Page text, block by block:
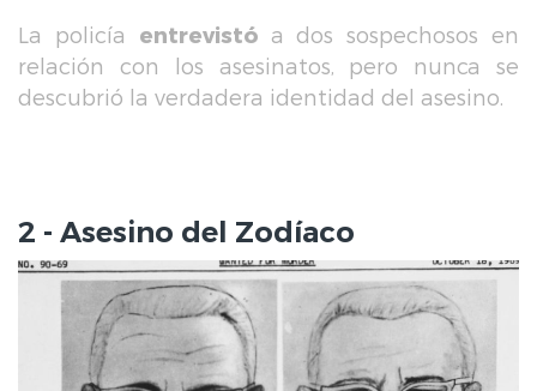
La policía entrevistó a dos sospechosos en
relación con los asesinatos, pero nunca se
descubrió la verdadera identidad del asesino.
2 - Asesino del Zodíaco